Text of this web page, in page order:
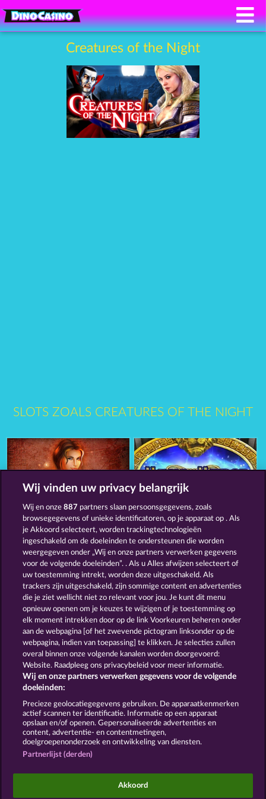
Creatures of the Night
SLOTS ZOALS CREATURES OF THE NIGHT
Magic Stone Magic Mirror
The Griffin Dragonheart The Nibelung Legends
Algemene voorwaarden Privacyverklaring
Colofon Bedrijf FAQ Facebook Blog
Terugbetalingsverzoek indienen
Sociale casino games zijn enkel bedoeld voor
entertainment en hebben absoluut geen enkele
Wij vinden uw privacy belangrijk
Wij en onze887 partners slaan persoonsgegevens, zoals
browsegegevens of unieke identificatoren, op je apparaat op . Als
je Akkoord selecteert, worden trackingtechnologieën
ingeschakeld om de doeleinden te ondersteunen die worden
weergegeven onder „Wij en onze partners verwerken gegevens
voor de volgende doeleinden”. . Als u Alles afwijzen selecteert of
uw toestemming intrekt, worden deze uitgeschakeld. Als
trackers zijn uitgeschakeld, zijn sommige content en advertenties
die je ziet wellicht niet zo relevant voor jou. Je kunt dit menu
opnieuw openen om je keuzes te wijzigen of je toestemming op
elk moment intrekken door op de link Voorkeuren beheren onder
aan de webpagina [of het zwevende pictogram linksonder op de
webpagina, indien van toepassing] te klikken. Je selecties zullen
overal binnen onze volgende kanalen worden doorgevoerd:
Website. Raadpleeg ons privacybeleid voor meer informatie.
Wij en onze partners verwerken gegevens voor de volgende
doeleinden:
Precieze geolocatiegegevens gebruiken. De apparaatkenmerken
actief scannen ter identificatie. Informatie op een apparaat
opslaan en/of openen. Gepersonaliseerde advertenties en
content, advertentie- en contentmetingen,
doelgroepenonderzoek en ontwikkeling van diensten.
Partnerlijst (derden)
Akkoord